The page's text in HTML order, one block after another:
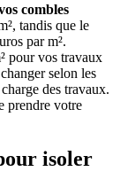
combles
tandis que le
par m².
pour vos travaux
selon les
des travaux.
prendre votre
isoler